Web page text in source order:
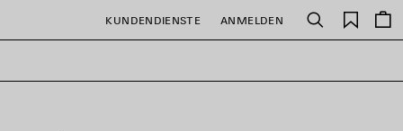
KUNDENDIENSTE ANMELDEN Suchen
Artikel